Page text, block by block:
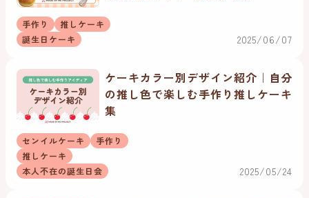
手作り
推しケーキ
誕生日ケーキ
2025/06/07
ケーキカラー別デザイン紹介｜自分
の推し色で楽しむ手作り推しケーキ
集
センイルケーキ
手作り
推しケーキ
本人不在の誕生日会
2025/05/24